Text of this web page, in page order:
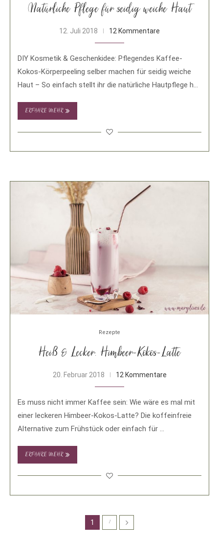
Natürliche Pflege für seidig weiche Haut
12. Juli 2018 12 Kommentare
DIY Kosmetik & Geschenkidee: Pflegendes Kaffee-
Kokos-Körperpeeling selber machen für seidig weiche
Haut – So einfach stellt ihr die natürliche Hautpflege her.
ERFAHRE MEHR
Rezepte
Heiß & Lecker: Himbeer-Kokos-Latte
20. Februar 2018 12 Kommentare
Es muss nicht immer Kaffee sein: Wie wäre es mal mit
einer leckeren Himbeer-Kokos-Latte? Die koffeinfreie
Alternative zum Frühstück oder einfach für …
ERFAHRE MEHR
1 2